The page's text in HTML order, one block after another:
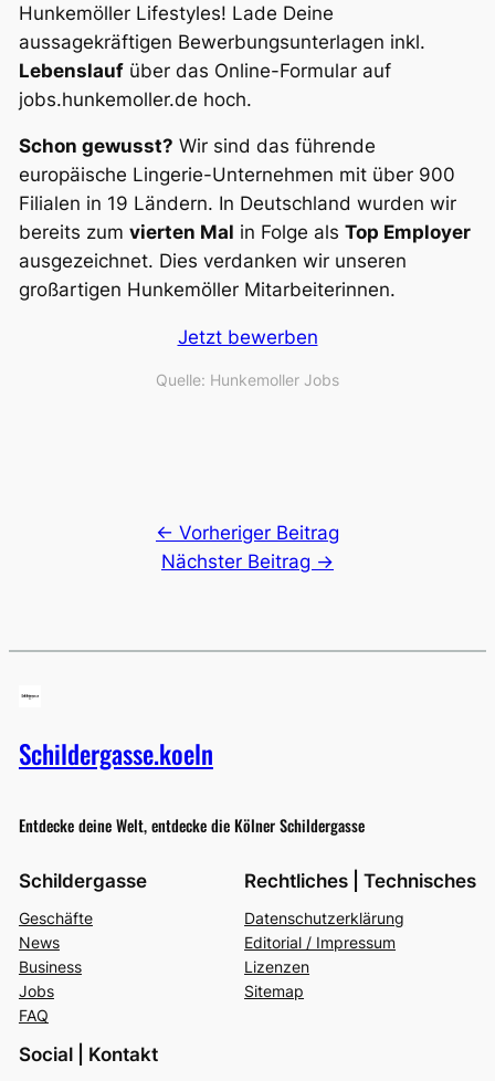
Hunkemöller Lifestyles! Lade Deine
aussagekräftigen Bewerbungsunterlagen inkl.
Lebenslaufüber das Online-Formular auf
jobs.hunkemoller.de hoch.
Schon gewusst? Wir sind das führende
europäische Lingerie-Unternehmen mit über 900
Filialen in 19 Ländern. In Deutschland wurden wir
bereits zum vierten Mal in Folge als Top Employer
ausgezeichnet. Dies verdanken wir unseren
großartigen Hunkemöller Mitarbeiterinnen.
Jetzt bewerben
Quelle: Hunkemoller Jobs
← Vorheriger Beitrag
Nächster Beitrag →
Schildergasse.koeln
Entdecke deine Welt, entdecke die Kölner Schildergasse
Schildergasse
Geschäfte
News
Business
Jobs
FAQ
Rechtliches | Technisches
Datenschutzerklärung
Editorial / Impressum
Lizenzen
Sitemap
Social | Kontakt